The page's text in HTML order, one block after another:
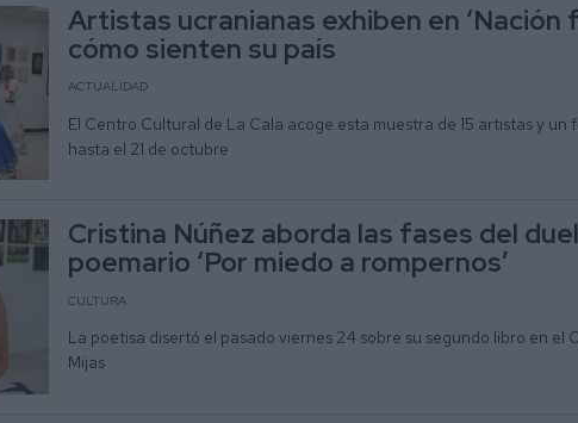
Artistas ucranianas exhiben en ‘Nación
cómo sienten su país
ACTUALIDAD
El Centro Cultural de La Cala acoge esta muestra de 15 artistas y
hasta el 21 de octubre
Cristina Núñez aborda las fases del
poemario ‘Por miedo a rompernos’
CULTURA
La poetisa disertó el pasado viernes 24 sobre su segundo libro en el
Mijas